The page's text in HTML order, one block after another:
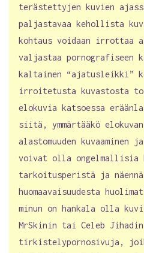
terästettyjen kuvien
paljastavaa kehollista
kohtaus voidaan irrottaa
valjastaa pornografiseen
kaltainen “ajatusleikki”
irroitetusta kuvastosta
elokuvia katsoessa
siitä, ymmärtääkö
alastomuuden kuvaaminen
voivat olla ongelmallisia
tarkoitusperistä ja
huomaavaisuudesta
minun on hankala olla
MrSkinin tai Celeb
tirkistelypornosivuja,